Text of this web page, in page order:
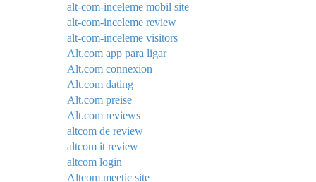
alt-com-inceleme mobil site
alt-com-inceleme review
alt-com-inceleme visitors
Alt.com app para ligar
Alt.com connexion
Alt.com dating
Alt.com preise
Alt.com reviews
altcom de review
altcom it review
altcom login
Altcom meetic site